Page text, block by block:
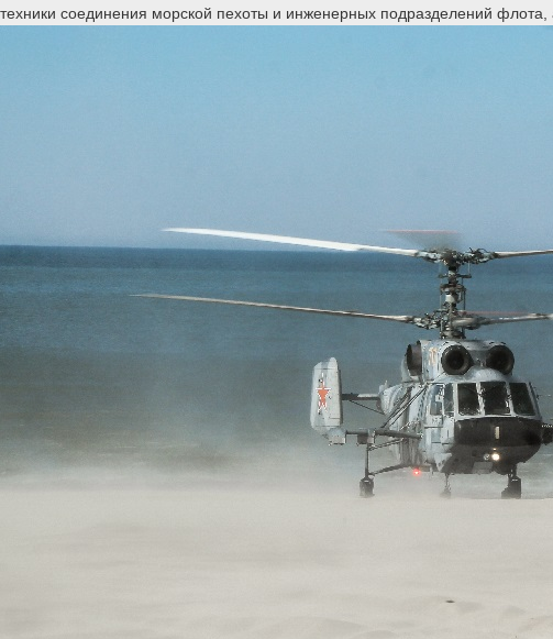
техники соединения морской пехоты и инженерных подразделений флота,